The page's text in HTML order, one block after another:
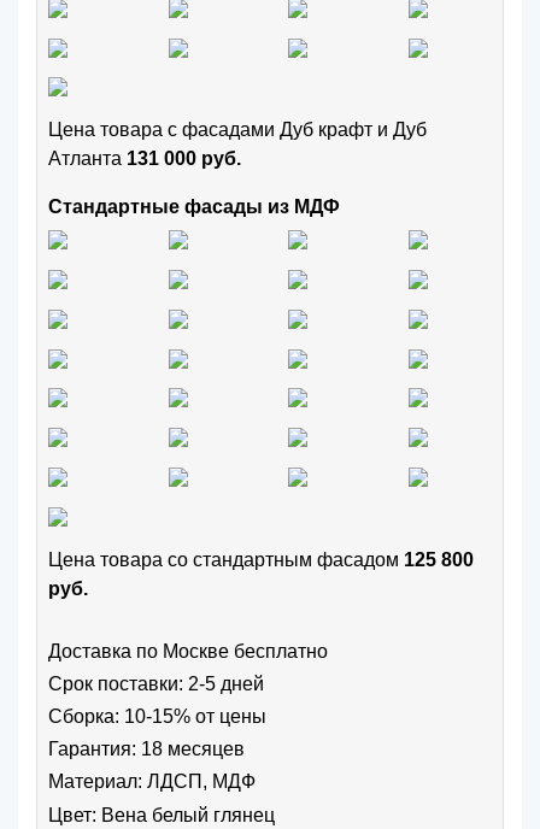
Цена товара с фасадами Дуб крафт и Дуб
Атланта 131 000 руб.
Стандартные фасады из МДФ
Цена товара cо стандартным фасадом 125 800
руб.
Доставка по Москве бесплатно
Срок поставки: 2-5 дней
Сборка: 10-15% от цены
Гарантия: 18 месяцев
Материал: ЛДСП, МДФ
Цвет: Вена белый глянец